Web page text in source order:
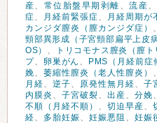
産、 常位胎盤早期剥離 、流産、
症、 月経前緊張症、 月経周期が
カンジダ膣炎（膣カンジダ症） 、
頸部異形成（子宮頸部扁平上皮病
OS） 、 トリコモナス膣炎（膣ト
プ、 卵巣がん 、 PMS（月経前症
娩、 萎縮性膣炎（老人性膣炎） 、
月経、 逆子、 原発性無月経、 子
内膜炎 、 子宮破裂、 出産、 分娩、
不順（月経不順） 、 切迫早産、
経、 多胎妊娠、 妊娠悪阻 、 妊娠